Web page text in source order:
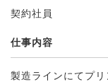
契約社員
仕事内容
製造ラインにてプ